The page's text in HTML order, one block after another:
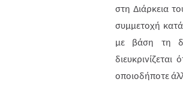
στη Διάρκεια
συμμετοχή
με βάση τη
οποιοδήποτε